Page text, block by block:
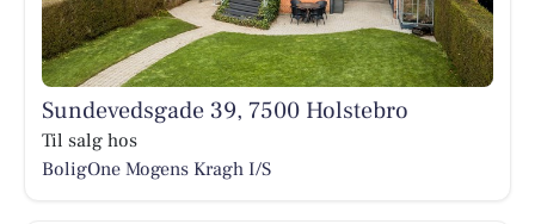
Sundevedsgade 39, 7500 Holstebro
Til salg hos
BoligOne Mogens Kragh I/S